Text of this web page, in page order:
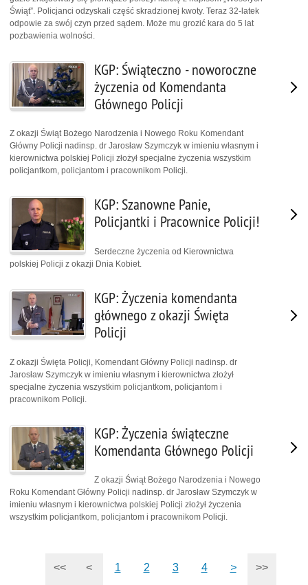
Świąt”. Policjanci odzyskali część skradzionej kwoty. Teraz 32-latek
odpowie za swój czyn przed sądem. Może mu grozić kara do 5 lat
pozbawienia wolności.
KGP: Świąteczno - noworoczne
życzenia od Komendanta
Głównego Policji
Z okazji Świąt Bożego Narodzenia i Nowego Roku Komendant
Główny Policji nadinsp. dr Jarosław Szymczyk w imieniu własnym i
kierownictwa polskiej Policji złożył specjalne życzenia wszystkim
policjantkom, policjantom i pracownikom Policji.
KGP: Szanowne Panie,
Policjantki i Pracownice Policji!
Serdeczne życzenia od Kierownictwa
polskiej Policji z okazji Dnia Kobiet.
KGP: Życzenia komendanta
głównego z okazji Święta
Policji
Z okazji Święta Policji, Komendant Główny Policji nadinsp. dr
Jarosław Szymczyk w imieniu własnym i kierownictwa złożył
specjalne życzenia wszystkim policjantkom, policjantom i
pracownikom Policji.
KGP: Życzenia świąteczne
Komendanta Głównego Policji
Z okazji Świąt Bożego Narodzenia i Nowego
Roku Komendant Główny Policji nadinsp. dr Jarosław Szymczyk w
imieniu własnym i kierownictwa polskiej Policji złożył życzenia
wszystkim policjantkom, policjantom i pracownikom Policji.
<< < 1 2 3 4 > >>